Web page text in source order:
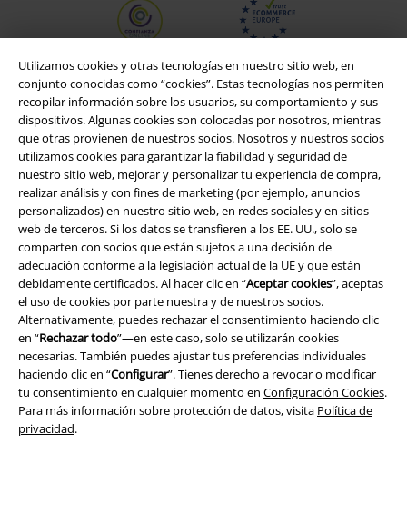
Utilizamos cookies y otras tecnologías en nuestro sitio web, en
conjunto conocidas como “cookies”. Estas tecnologías nos permiten
recopilar información sobre los usuarios, su comportamiento y sus
dispositivos. Algunas cookies son colocadas por nosotros, mientras
que otras provienen de nuestros socios. Nosotros y nuestros socios
utilizamos cookies para garantizar la fiabilidad y seguridad de
nuestro sitio web, mejorar y personalizar tu experiencia de compra,
realizar análisis y con fines de marketing (por ejemplo, anuncios
personalizados) en nuestro sitio web, en redes sociales y en sitios
web de terceros. Si los datos se transfieren a los EE. UU., solo se
comparten con socios que están sujetos a una decisión de
adecuación conforme a la legislación actual de la UE y que están
debidamente certificados. Al hacer clic en “Aceptar cookies”, aceptas
el uso de cookies por parte nuestra y de nuestros socios.
Alternativamente, puedes rechazar el consentimiento haciendo clic
en “Rechazar todo”—en este caso, solo se utilizarán cookies
necesarias. También puedes ajustar tus preferencias individuales
haciendo clic en “Configurar”. Tienes derecho a revocar o modificar
tu consentimiento en cualquier momento en Configuración Cookies.
Para más información sobre protección de datos, visita Política de
privacidad.
Legal
Términos y Condiciones
Aviso Legal
Ley protección de datos
Eliminación de residuos y protección del medioambiente
Declaración de Conformidad